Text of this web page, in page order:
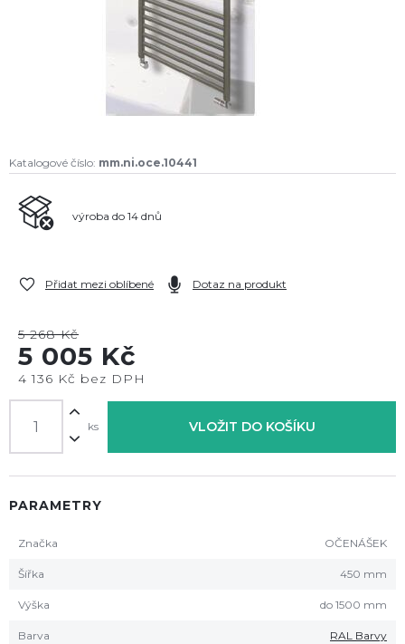
Katalogové číslo: mm.ni.oce.10441
výroba do 14 dnů
Přidat mezi oblíbené Dotaz na produkt
5 268 Kč
5 005 Kč
4 136 Kč bez DPH
ks VLOŽIT DO KOŠÍKU
PARAMETRY
Značka OČENÁŠEK
Šířka 450 mm
Výška do 1500 mm
Barva RAL Barvy